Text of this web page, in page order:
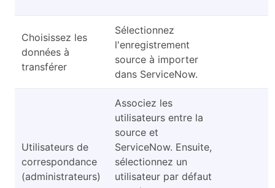
Choisissez les
données à
transférer
Sélectionnez
l'enregistrement
source à importer
dans ServiceNow.
Utilisateurs de
correspondance
(administrateurs)
Associez les
utilisateurs entre la
source et
ServiceNow. Ensuite,
sélectionnez un
utilisateur par défaut